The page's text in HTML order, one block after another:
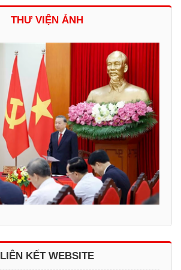
THƯ VIỆN ẢNH
LIÊN KẾT WEBSITE